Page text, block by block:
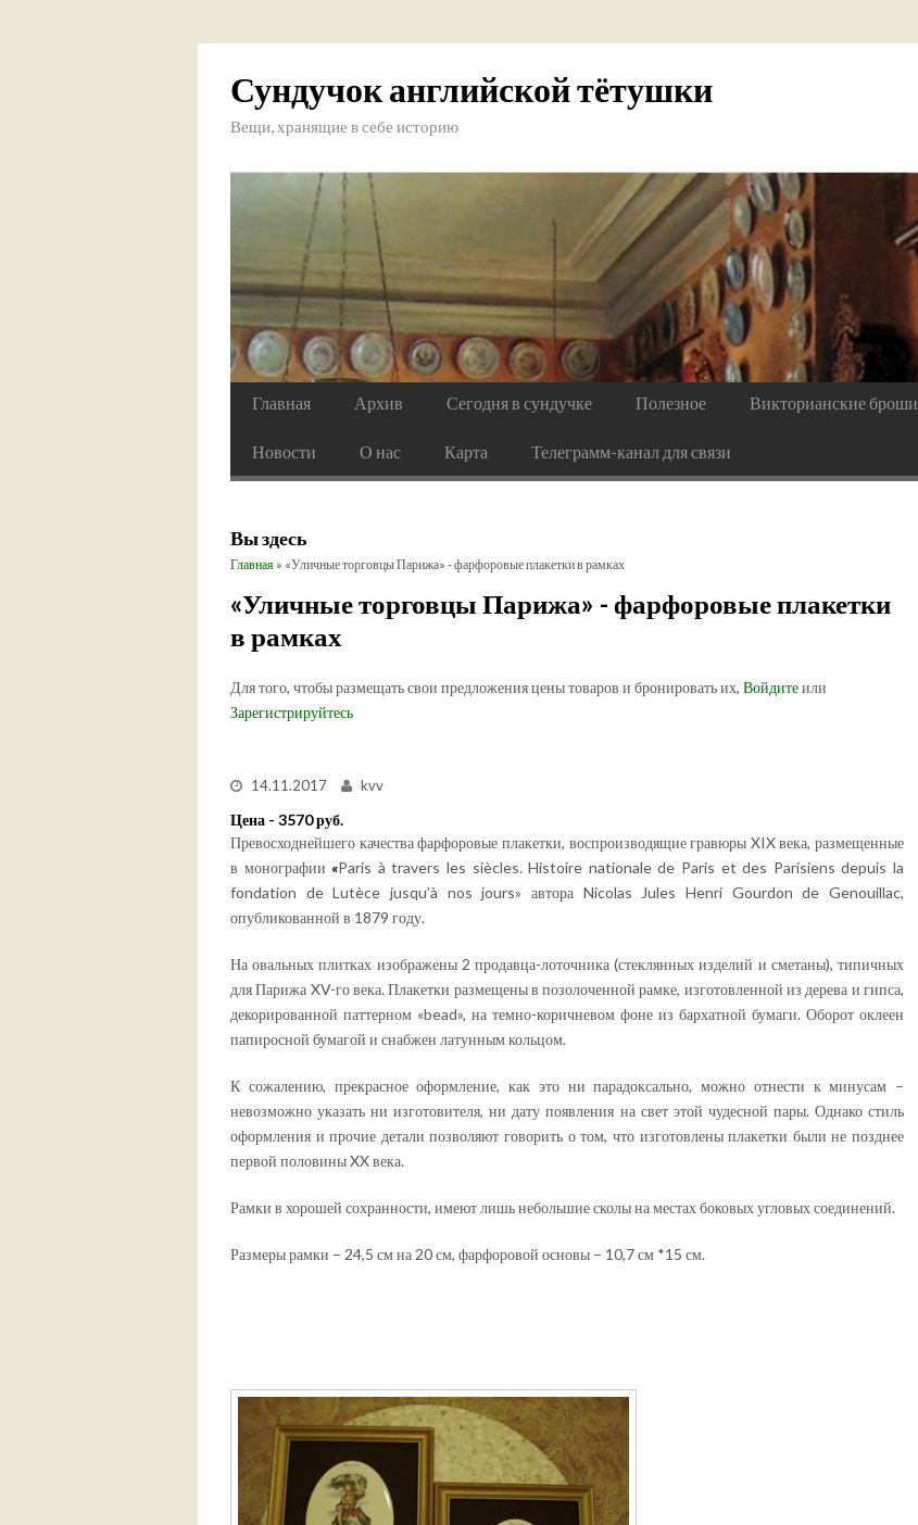
Сундучок английской тётушки
Вещи, хранящие в себе историю
Главная Архив Сегодня в сундучке Полезное Викторианские броши
Новости О нас Карта Телеграмм-канал для связи
Вы здесь
Главная » «Уличные торговцы Парижа» - фарфоровые плакетки в рамках
«Уличные торговцы Парижа» - фарфоровые плакетки
в рамках
Для того, чтобы размещать свои предложения цены товаров и бронировать их, Войдитеили
Зарегистрируйтесь
14.11.2017 kvv
Цена - 3570 руб.
Превосходнейшего качества фарфоровые плакетки, воспроизводящие гравюры XIX века, размещенные
в монографии «Paris à travers les siècles. Histoire nationale de Paris et des Parisiens depuis la
fondation de Lutèce jusqu’à nos jours» автора Nicolas Jules Henri Gourdon de Genouillac,
опубликованной в 1879 году.
На овальных плитках изображены 2 продавца-лоточника (стеклянных изделий и сметаны), типичных
для Парижа XV-го века. Плакетки размещены в позолоченной рамке, изготовленной из дерева и гипса,
декорированной паттерном «bead», на темно-коричневом фоне из бархатной бумаги. Оборот оклеен
папиросной бумагой и снабжен латунным кольцом.
К сожалению, прекрасное оформление, как это ни парадоксально, можно отнести к минусам –
невозможно указать ни изготовителя, ни дату появления на свет этой чудесной пары. Однако стиль
оформления и прочие детали позволяют говорить о том, что изготовлены плакетки были не позднее
первой половины XX века.
Рамки в хорошей сохранности, имеют лишь небольшие сколы на местах боковых угловых соединений.
Размеры рамки – 24,5 см на 20 см, фарфоровой основы – 10,7 см *15 см.